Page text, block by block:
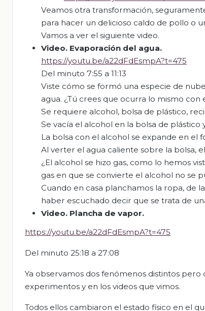
Veamos otra transformación,
para hacer un delicioso caldo de pollo o
Vamos a ver el siguiente video.
Video. Evaporación del agua.
https://youtu.be/a22dFdEsmpA?t=475
Del minuto 7:55 a 11:13
Viste cómo se formó una especie de
agua. ¿Tú crees que ocurra lo mismo con
Se requiere alcohol, bolsa de plástico,
Se vacía el alcohol en la bolsa de
La bolsa con el alcohol se expande en el
Al verter el agua caliente sobre la bolsa,
¿El alcohol se hizo gas, como lo hemos
gas en que se convierte el alcohol no se
Cuando en casa planchamos la ropa, de
haber escuchado decir que se trata de
Video. Plancha de vapor.
https://youtu.be/a22dFdEsmpA?t=475
Del minuto 25:18 a 27:08
Ya observamos dos fenómenos distintos
experimentos y en los videos que vimos.
Todos ellos cambiaron el estado físico en el